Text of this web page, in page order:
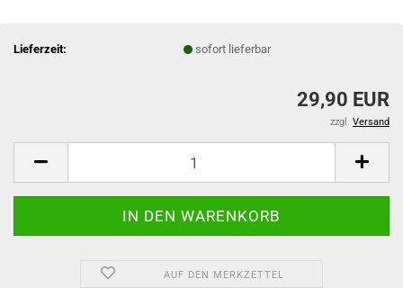
Lieferzeit: sofort lieferbar
29,90 EUR
zzgl. Versand
AUF DEN MERKZETTEL